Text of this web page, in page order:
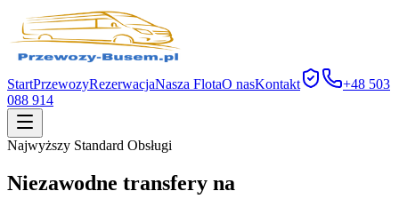
StartPrzewozyRezerwacjaNasza FlotaO nasKontakt
+48 503
088 914
Najwyższy Standard Obsługi
Niezawodne transfery na